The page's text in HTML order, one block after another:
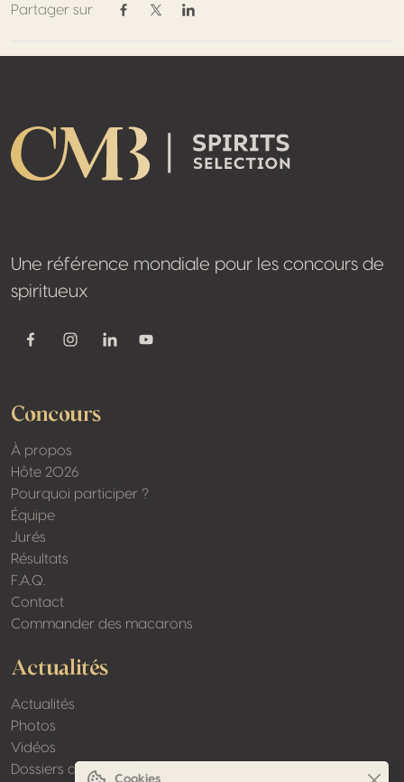
Partager sur
Partager sur Facebook
Partager sur Twitter / X
Partager sur Linkedin
Une référence mondiale pour les concours de
spiritueux
FacebookInstagramLinkedinYoutube
Concours
À propos
Hôte 2026
Pourquoi participer ?
Équipe
Jurés
Résultats
F.A.Q.
Contact
Commander des macarons
Actualités
Actualités
Photos
Vidéos
Dossiers de presse
Cookies